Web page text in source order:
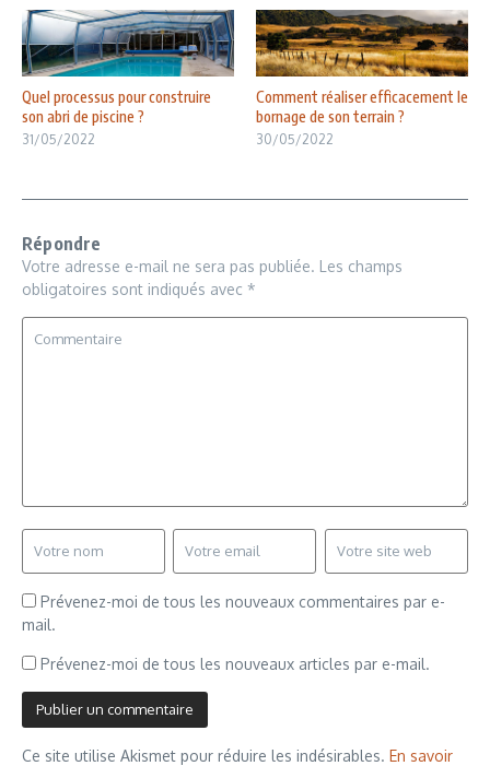
Quel processus pour construire
son abri de piscine ?
31/05/2022
Comment réaliser efficacement le
bornage de son terrain ?
30/05/2022
Répondre
Votre adresse e-mail ne sera pas publiée. Les champs
obligatoires sont indiqués avec *
Prévenez-moi de tous les nouveaux commentaires par e-
mail.
Prévenez-moi de tous les nouveaux articles par e-mail.
Ce site utilise Akismet pour réduire les indésirables. En savoir